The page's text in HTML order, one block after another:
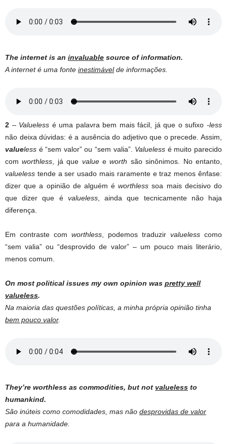
The internet is an invaluable source of information.
A internet é uma fonte inestimávelde informações.
2 – Valueless é uma palavra bem mais fácil, já que o sufixo-less
não deixa dúvidas: é a ausência do adjetivo que o precede. Assim,
valueless é “sem valor” ou “sem valia”. Valueless é muito parecido
comworthless , já que valueeworth são sinônimos. No entanto,
valueless tende a ser usado mais raramente e traz menos ênfase:
dizer que a opinião de alguém éworthless soa mais decisivo do
que dizer que é valueless, ainda que tecnicamente não haja
diferença.
Em contraste com worthless , podemos traduzir valueless como
“sem valia” ou “desprovido de valor” – um pouco mais literário,
menos comum.
On most political issues my own opinion was pretty well
valueless.
Na maioria das questões políticas, a minha própria opinião tinha
bem pouco valor.
They’re worthless as commodities, but not valueless to
humankind.
São inúteis como comodidades, mas não desprovidas de valor
para a humanidade.